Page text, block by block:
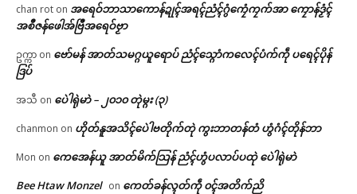
chan rot on အရေဝ်ဘာသာကောန်ဍုၚ်အရၚ်ညံၚ်ဂွံကၠေံကၠက်အာ ကၠောန်ဒၟံၚ်
အစဳဇန်ဖေါအ်ဗြဳအရေဝ်ဗၟာ
ဥက္ကာ on ဗော်မန် အာတ်သမဂ္ဂယူရောပ် ညံၚ်သ္ဂောံကလေၚ်ပံက်ကဵု ပရေၚ်ပိုန်
ဒြပ်
အသီ on ပေဲါရုဲမာဲ – ၂၀၁၀ တုဲမ္ဂး (၃)
chanmon on ဟိုတ်နူအသိၚ်ပေဲါဗတိုက်တုဲ ကွးဘာတန်တံ ဟွံဂံၚ်တိုန်ဘာ
Mon on ကေအေန်ယူ အာတ်မိက်သြန် ညံၚ်ဟွံပလာပ်ပထုဲ ပေဲါရုဲမာဲ
Bee Htaw Monzel on ကေတ်ခန်လ္ၚတ်ကဵု ၀ၚ်အတိက်ညိ